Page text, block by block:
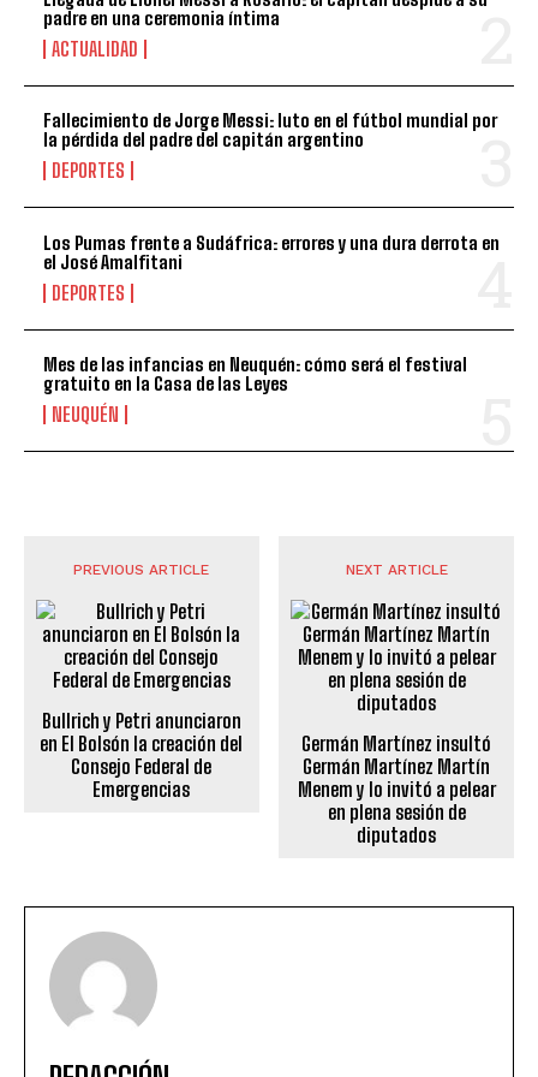
padre en una ceremonia íntima
ACTUALIDAD
Fallecimiento de Jorge Messi: luto en el fútbol mundial por
la pérdida del padre del capitán argentino
DEPORTES
Los Pumas frente a Sudáfrica: errores y una dura derrota en
el José Amalfitani
DEPORTES
Mes de las infancias en Neuquén: cómo será el festival
gratuito en la Casa de las Leyes
NEUQUÉN
PREVIOUS ARTICLE
Bullrich y Petri anunciaron
en El Bolsón la creación del
Consejo Federal de
Emergencias
NEXT ARTICLE
Germán Martínez insultó
Germán Martínez Martín
Menem y lo invitó a pelear
en plena sesión de
diputados